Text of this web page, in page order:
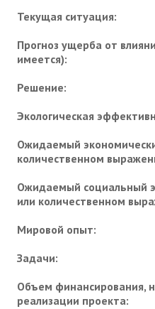
Текущая ситуация:
Прогноз ущерба от
имеется):
Решение:
Экологическая
Ожидаемый
количественном
Ожидаемый социальный
или количественном
Мировой опыт:
Задачи:
Объем финансирования,
реализации проекта: